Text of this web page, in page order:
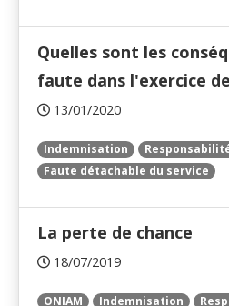
Quelles sont les
faute dans l'exercice
13/01/2020
Indemnisation
Faute détachable du service
La perte de chance
18/07/2019
ONIAM Indemnisation